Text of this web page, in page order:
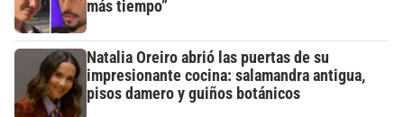
más tiempo”
Natalia Oreiro abrió las puertas de su
impresionante cocina: salamandra antigua,
pisos damero y guiños botánicos